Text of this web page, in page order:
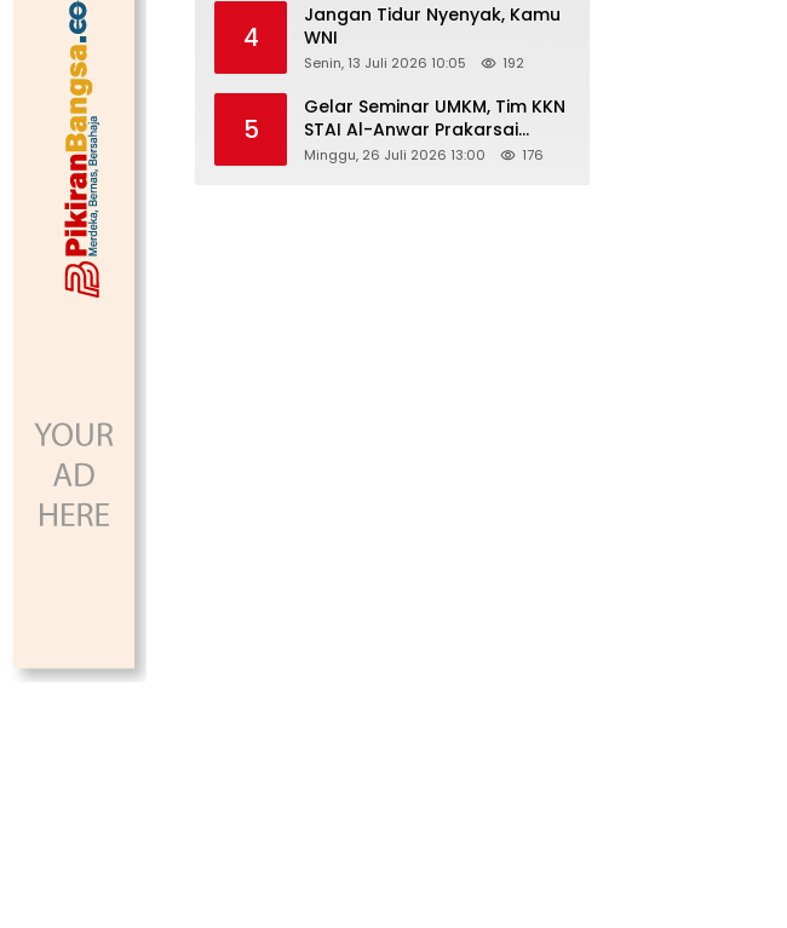
4
Jangan Tidur Nyenyak, Kamu
WNI
Senin, 13 Juli 2026 10:05 192
5
Gelar Seminar UMKM, Tim KKN
STAI Al-Anwar Prakarsai
Usaha Tepung Maizena di
Minggu, 26 Juli 2026 13:00 176